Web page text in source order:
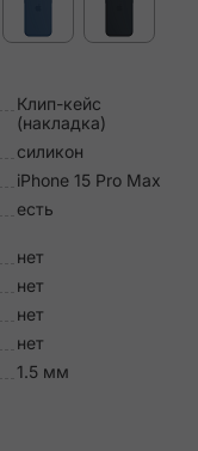
Клип-кейс
(накладка)
силикон
iPhone 15 Pro Max
есть
нет
нет
нет
нет
1.5 мм